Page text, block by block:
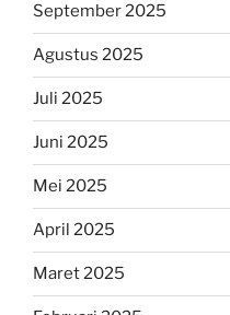
September 2025
Agustus 2025
Juli 2025
Juni 2025
Mei 2025
April 2025
Maret 2025